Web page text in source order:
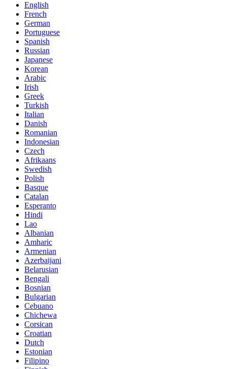
English
French
German
Portuguese
Spanish
Russian
Japanese
Korean
Arabic
Irish
Greek
Turkish
Italian
Danish
Romanian
Indonesian
Czech
Afrikaans
Swedish
Polish
Basque
Catalan
Esperanto
Hindi
Lao
Albanian
Amharic
Armenian
Azerbaijani
Belarusian
Bengali
Bosnian
Bulgarian
Cebuano
Chichewa
Corsican
Croatian
Dutch
Estonian
Filipino